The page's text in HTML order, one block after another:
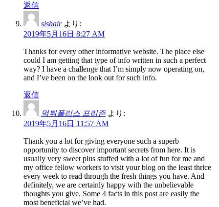
返信
sishair より:
2019年5月16日 8:27 AM
Thanks for every other informative website. The place else
could I am getting that type of info written in such a perfect
way? I have a challenge that I’m simply now operating on,
and I’ve been on the look out for such info.
返信
먹튀폴리스 프리즌 より:
2019年5月16日 11:57 AM
Thank you a lot for giving everyone such a superb
opportunity to discover important secrets from here. It is
usually very sweet plus stuffed with a lot of fun for me and
my office fellow workers to visit your blog on the least thrice
every week to read through the fresh things you have. And
definitely, we are certainly happy with the unbelievable
thoughts you give. Some 4 facts in this post are easily the
most beneficial we’ve had.